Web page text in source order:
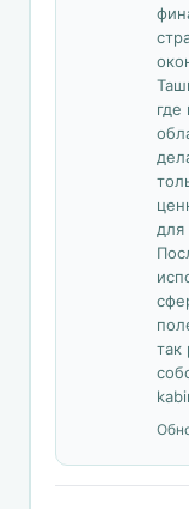
где
так